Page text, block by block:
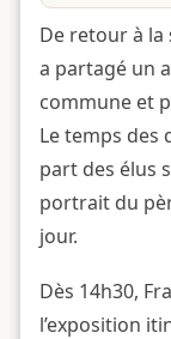
De retour à la
a partagé un
commune et
Le temps des
part des élus
portrait du
jour.
Dès 14h30,
l’exposition